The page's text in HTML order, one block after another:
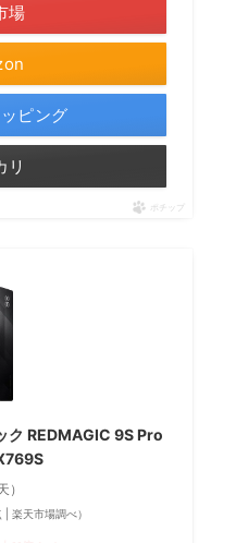
場
ピング
リ
ポチップ
ク REDMAGIC 9S Pro
）
楽天市場調べ）